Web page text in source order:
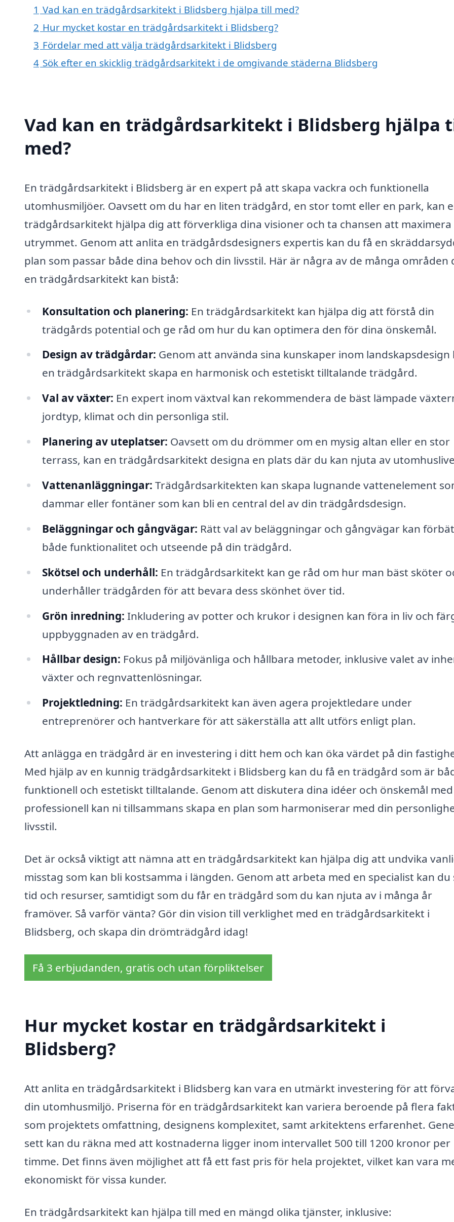
1 Vad kan en trädgårdsarkitekt i Blidsberg hjälpa till med?
2 Hur mycket kostar en trädgårdsarkitekt i Blidsberg?
3 Fördelar med att välja trädgårdsarkitekt i Blidsberg
4 Sök efter en skicklig trädgårdsarkitekt i de omgivande städerna Blidsberg
Vad kan en trädgårdsarkitekt i Blidsberg hjälpa
med?
En trädgårdsarkitekt i Blidsberg är en expert på att skapa vackra och funktionella
utomhusmiljöer. Oavsett om du har en liten trädgård, en stor tomt eller en park, kan
trädgårdsarkitekt hjälpa dig att förverkliga dina visioner och ta chansen att maximera
utrymmet. Genom att anlita en trädgårdsdesigners expertis kan du få en
plan som passar både dina behov och din livsstil. Här är några av de många områden
en trädgårdsarkitekt kan bistå:
Konsultation och planering: En trädgårdsarkitekt kan hjälpa dig att förstå din
trädgårds potential och ge råd om hur du kan optimera den för dina önskemål.
Design av trädgårdar: Genom att använda sina kunskaper inom landskapsdesign
en trädgårdsarkitekt skapa en harmonisk och estetiskt tilltalande trädgård.
Val av växter: En expert inom växtval kan rekommendera de bäst lämpade
jordtyp, klimat och din personliga stil.
Planering av uteplatser: Oavsett om du drömmer om en mysig altan eller en stor
terrass, kan en trädgårdsarkitekt designa en plats där du kan njuta av
Vattenanläggningar: Trädgårdsarkitekten kan skapa lugnande vattenelement
dammar eller fontäner som kan bli en central del av din trädgårdsdesign.
Beläggningar och gångvägar: Rätt val av beläggningar och gångvägar kan
både funktionalitet och utseende på din trädgård.
Skötsel och underhåll: En trädgårdsarkitekt kan ge råd om hur man bäst sköter
underhåller trädgården för att bevara dess skönhet över tid.
Grön inredning: Inkludering av potter och krukor i designen kan föra in liv och
uppbyggnaden av en trädgård.
Hållbar design: Fokus på miljövänliga och hållbara metoder, inklusive valet av
växter och regnvattenlösningar.
Projektledning: En trädgårdsarkitekt kan även agera projektledare under
entreprenörer och hantverkare för att säkerställa att allt utförs enligt plan.
Att anlägga en trädgård är en investering i ditt hem och kan öka värdet på din
Med hjälp av en kunnig trädgårdsarkitekt i Blidsberg kan du få en trädgård som är
funktionell och estetiskt tilltalande. Genom att diskutera dina idéer och önskemål
professionell kan ni tillsammans skapa en plan som harmoniserar med din
livsstil.
Det är också viktigt att nämna att en trädgårdsarkitekt kan hjälpa dig att undvika
misstag som kan bli kostsamma i längden. Genom att arbeta med en specialist kan du
tid och resurser, samtidigt som du får en trädgård som du kan njuta av i många år
framöver. Så varför vänta? Gör din vision till verklighet med en trädgårdsarkitekt i
Blidsberg, och skapa din drömträdgård idag!
Få 3 erbjudanden, gratis och utan förpliktelser
Hur mycket kostar en trädgårdsarkitekt i
Blidsberg?
Att anlita en trädgårdsarkitekt i Blidsberg kan vara en utmärkt investering för att
din utomhusmiljö. Priserna för en trädgårdsarkitekt kan variera beroende på flera
som projektets omfattning, designens komplexitet, samt arkitektens erfarenhet.
sett kan du räkna med att kostnaderna ligger inom intervallet 500 till 1200 kronor per
timme. Det finns även möjlighet att få ett fast pris för hela projektet, vilket kan vara
ekonomiskt för vissa kunder.
En trädgårdsarkitekt kan hjälpa till med en mängd olika tjänster, inklusive: